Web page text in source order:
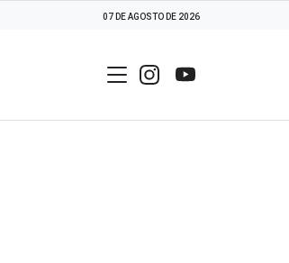
07 DE AGOSTO DE 2026